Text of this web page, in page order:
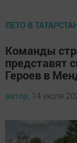
ЛЕТО В
Команды
представят
Героев в
автор, 14 июля